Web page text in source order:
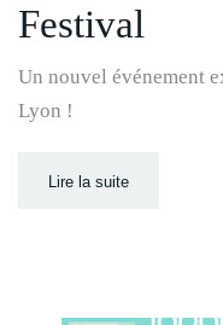
Festival
Un nouvel événement
Lyon !
Lire la suite